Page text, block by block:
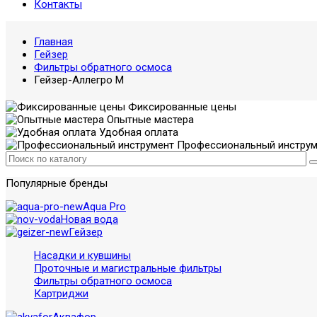
Контакты
Главная
Гейзер
Фильтры обратного осмоса
Гейзер-Аллегро М
Фиксированные цены
Опытные мастера
Удобная оплата
Профессиональный
Популярные бренды
Aqua Pro
Новая вода
Гейзер
Насадки и кувшины
Проточные и магистральные фильтры
Фильтры обратного осмоса
Картриджи